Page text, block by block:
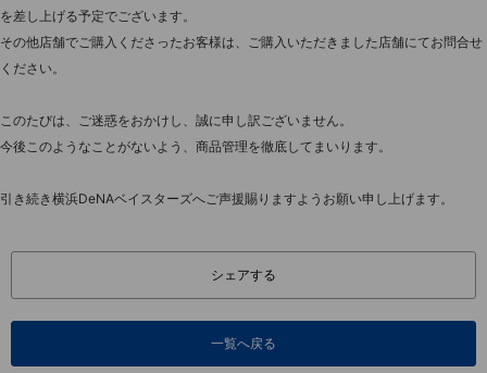
を差し上げる予定でございます。
その他店舗でご購入くださったお客様は、ご購入いただきました店舗にてお問合せ
ください。
このたびは、ご迷惑をおかけし、誠に申し訳ございません。
今後このようなことがないよう、商品管理を徹底してまいります。
引き続き横浜DeNAベイスターズへご声援賜りますようお願い申し上げます。
シェアする
一覧へ戻る